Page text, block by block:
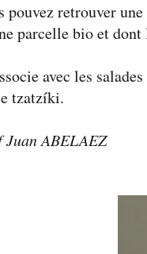
pouvez retrouver
parcelle bio et
avec les
tzatzíki.
Juan ABELAEZ